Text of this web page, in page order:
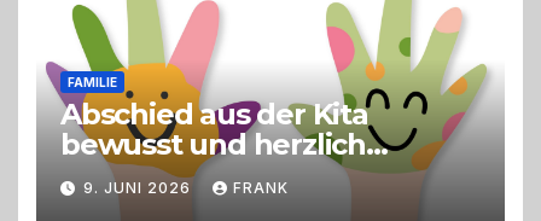
FAMILIE
Abschied aus der Kita
bewusst und herzlich
gestalten
9. JUNI 2026 FRANK